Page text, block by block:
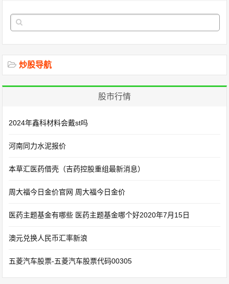
炒股导航
股市行情
2024年鑫科材料会戴st吗
河南同力水泥报价
本草汇医药借壳（吉药控股重组最新消息）
周大福今日金价官网 周大福今日金价
医药主题基金有哪些 医药主题基金哪个好2020年7月15日
澳元兑换人民币汇率新浪
五菱汽车股票-五菱汽车股票代码00305